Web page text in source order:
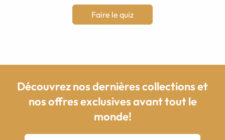
Faire le quiz
Découvrez nos dernières collections et
nos offres exclusives avant tout le
monde!